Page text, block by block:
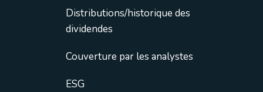
Distributions/historique des
dividendes
Couverture par les analystes
ESG